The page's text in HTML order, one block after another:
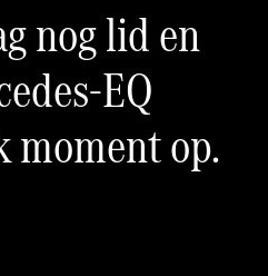
nog lid en
EQ
moment op.